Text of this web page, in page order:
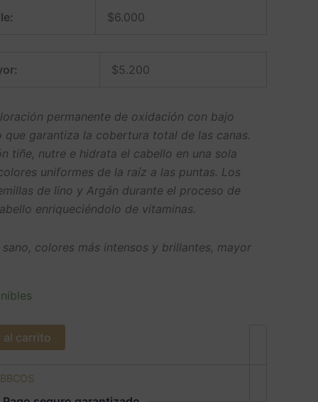
$6.000
$5.200
permanente de oxidación con bajo
garantiza la cobertura total de las canas.
tiñe, nutre e hidrata el cabello en una sola
uniformes de la raíz a las puntas. Los
de lino y Argán durante el proceso de
enriqueciéndolo de vitaminas.
colores más intensos y brillantes, mayor
al carrito
BBCOS